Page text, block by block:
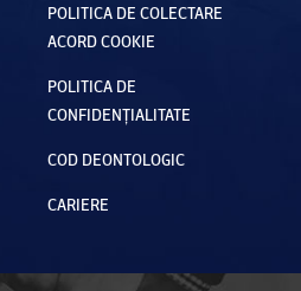
POLITICA DE COLECTARE
ACORD COOKIE
POLITICA DE
CONFIDENȚIALITATE
COD DEONTOLOGIC
CARIERE